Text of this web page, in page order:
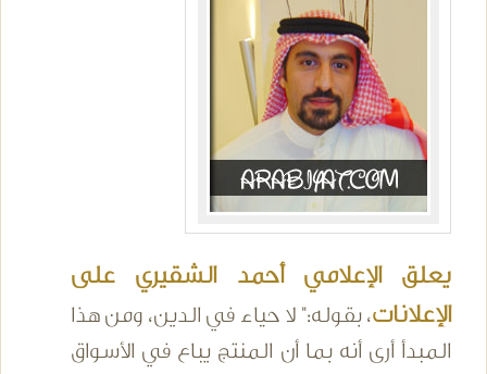
يعلق الإعلامي أحمد الشقيري على
الإعلانات، بقوله:" لا حياء في الدين، ومن هذا
المبدأ أرى أنه بما أن المنتج يباع في الأسواق